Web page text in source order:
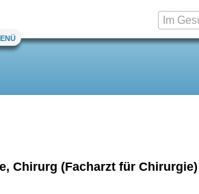
Chirurg (Facharzt für Chirurgie)